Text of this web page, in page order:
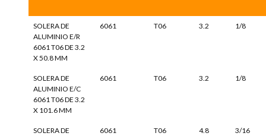
SOLERA DE
ALUMINIO E/R
6061 T06 DE 3.2
X 50.8 MM
6061 T06 3.2 1/8
SOLERA DE
ALUMINIO E/C
6061 T06 DE 3.2
X 101.6 MM
6061 T06 3.2 1/8
SOLERA DE
6061 T06 4.8 3/16